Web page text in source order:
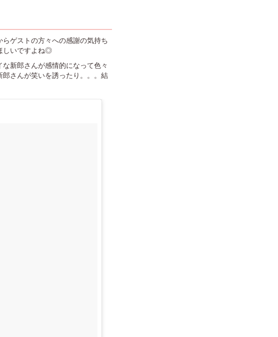
ゲストの方々への感謝の気持ち
しいですよね◎
新郎さんが感情的になって色々
さんが笑いを誘ったり。。。結